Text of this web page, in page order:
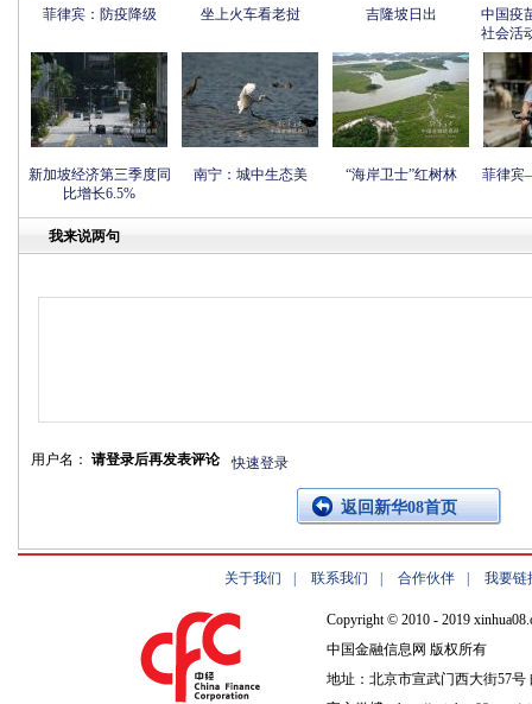
菲律宾：防疫降级 坐上火车看老挝 吉隆坡日出
中国疫
社会活
新加坡经济第三季度同
比增长6.5%
南宁：城中生态美 “海岸卫士”红树林 菲律宾
我来说两句
用户名： 请登录后再发表评论 快速登录
返回新华08首页
关于我们 联系我们 合作伙伴 我要链
Copyright © 2010 - 2019
中国金融信息网 版权所有
地址：北京市宣武门西大街57号